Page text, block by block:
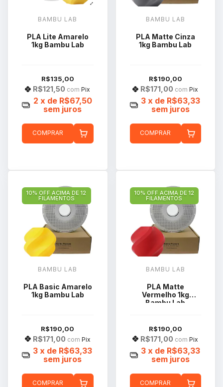
BAMBU LAB
PLA Lite Amarelo
1kg Bambu Lab
R$135,00
R$121,50 com Pix
2 x de R$67,50
sem juros
COMPRAR
BAMBU LAB
PLA Matte Cinza
1kg Bambu Lab
R$190,00
R$171,00 com Pix
3 x de R$63,33
sem juros
COMPRAR
10% OFF ACIMA DE 12
FILAMENTOS
BAMBU LAB
PLA Basic Amarelo
1kg Bambu Lab
R$190,00
R$171,00 com Pix
3 x de R$63,33
sem juros
COMPRAR
10% OFF ACIMA DE 12
FILAMENTOS
BAMBU LAB
PLA Matte
Vermelho 1kg
Bambu Lab
R$190,00
R$171,00 com Pix
3 x de R$63,33
sem juros
COMPRAR